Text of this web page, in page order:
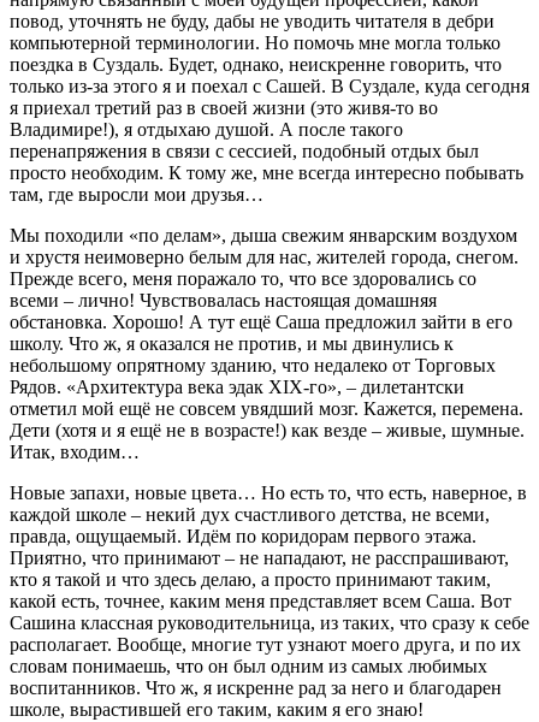
повод, уточнять не буду, дабы не уводить читателя в дебри
компьютерной терминологии. Но помочь мне могла только
поездка в Суздаль. Будет, однако, неискренне говорить, что
только из-за этого я и поехал с Сашей. В Суздале, куда сегодня
я приехал третий раз в своей жизни (это живя-то во
Владимире!), я отдыхаю душой. А после такого
перенапряжения в связи с сессией, подобный отдых был
просто необходим. К тому же, мне всегда интересно побывать
там, где выросли мои друзья…
Мы походили «по делам», дыша свежим январским воздухом
и хрустя неимоверно белым для нас, жителей города, снегом.
Прежде всего, меня поражало то, что все здоровались со
всеми – лично! Чувствовалась настоящая домашняя
обстановка. Хорошо! А тут ещё Саша предложил зайти в его
школу. Что ж, я оказался не против, и мы двинулись к
небольшому опрятному зданию, что недалеко от Торговых
Рядов. «Архитектура века эдак XIX-го», – дилетантски
отметил мой ещё не совсем увядший мозг. Кажется, перемена.
Дети (хотя и я ещё не в возрасте!) как везде – живые, шумные.
Итак, входим…
Новые запахи, новые цвета… Но есть то, что есть, наверное, в
каждой школе – некий дух счастливого детства, не всеми,
правда, ощущаемый. Идём по коридорам первого этажа.
Приятно, что принимают – не нападают, не расспрашивают,
кто я такой и что здесь делаю, а просто принимают таким,
какой есть, точнее, каким меня представляет всем Саша. Вот
Сашина классная руководительница, из таких, что сразу к себе
располагает. Вообще, многие тут узнают моего друга, и по их
словам понимаешь, что он был одним из самых любимых
воспитанников. Что ж, я искренне рад за него и благодарен
школе, вырастившей его таким, каким я его знаю!